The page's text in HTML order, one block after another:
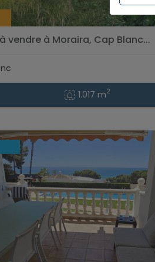
vendre à Moraira, Cap Blanc...
1.017 m2